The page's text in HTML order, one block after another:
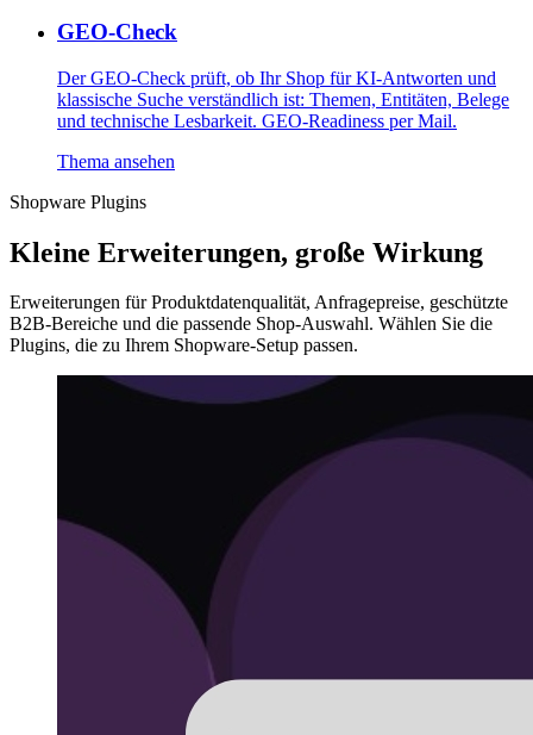
GEO-Check
Der GEO-Check prüft, ob Ihr Shop für KI-Antworten und
klassische Suche verständlich ist: Themen, Entitäten, Belege
und technische Lesbarkeit. GEO-Readiness per Mail.
Thema ansehen
Shopware Plugins
Kleine Erweiterungen, große Wirkung
Erweiterungen für Produktdatenqualität, Anfragepreise, geschützte
B2B-Bereiche und die passende Shop-Auswahl. Wählen Sie die
Plugins, die zu Ihrem Shopware-Setup passen.